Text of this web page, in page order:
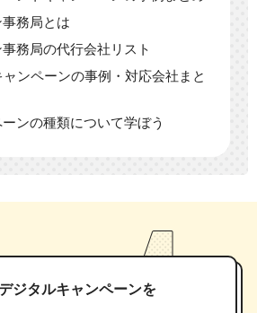
務局とは
務局の代行会社リスト
ンペーンの事例・対応会社まと
ンの種類について学ぼう
ジタルキャンペーンを